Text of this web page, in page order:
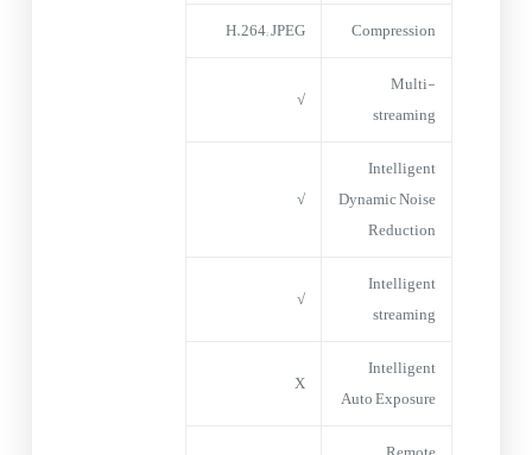
Compression
H.264; JPEG
Multi-
streaming
√
Intelligent
Dynamic Noise
Reduction
√
Intelligent
streaming
√
Intelligent
Auto Exposure
X